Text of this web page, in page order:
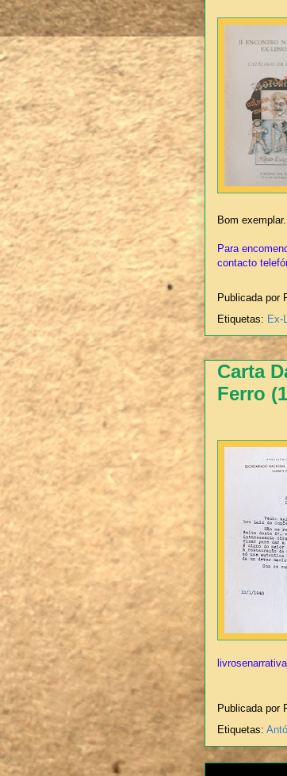
Bom
Para
contacto
Publicada por
Etiquetas: Ex-
Carta
Ferro
Publicada por
Etiquetas: